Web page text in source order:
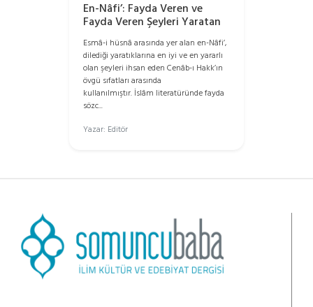
En-Nâfi’: Fayda Veren ve
Fayda Veren Şeyleri Yaratan
Esmâ-i hüsnâ arasında yer alan en-Nâfi’,
dilediği yaratıklarına en iyi ve en yararlı
olan şeyleri ihsan eden Cenâb-ı Hakk’ın
övgü sıfatları arasında
kullanılmıştır. İslâm literatüründe fayda
sözc...
Yazar: Editör